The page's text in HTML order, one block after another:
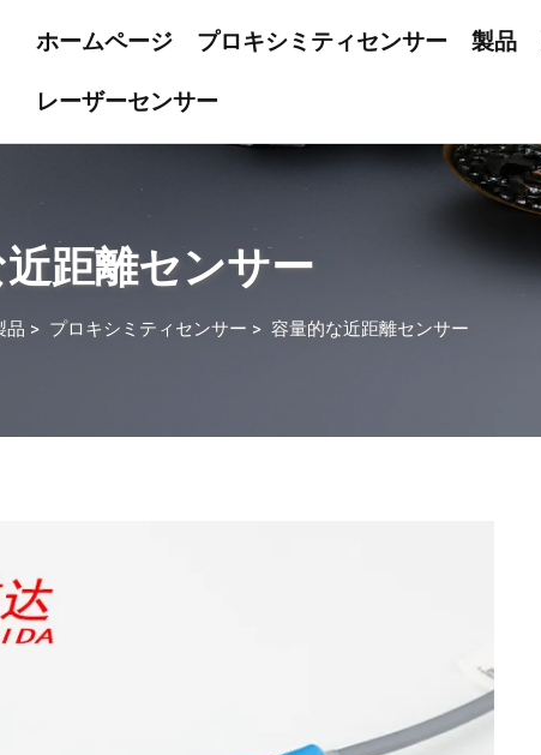
ホームページ プロキシミティセンサー 製品
レーザーセンサー
距離センサー
品 > プロキシミティセンサー > 容量的な近距離センサー